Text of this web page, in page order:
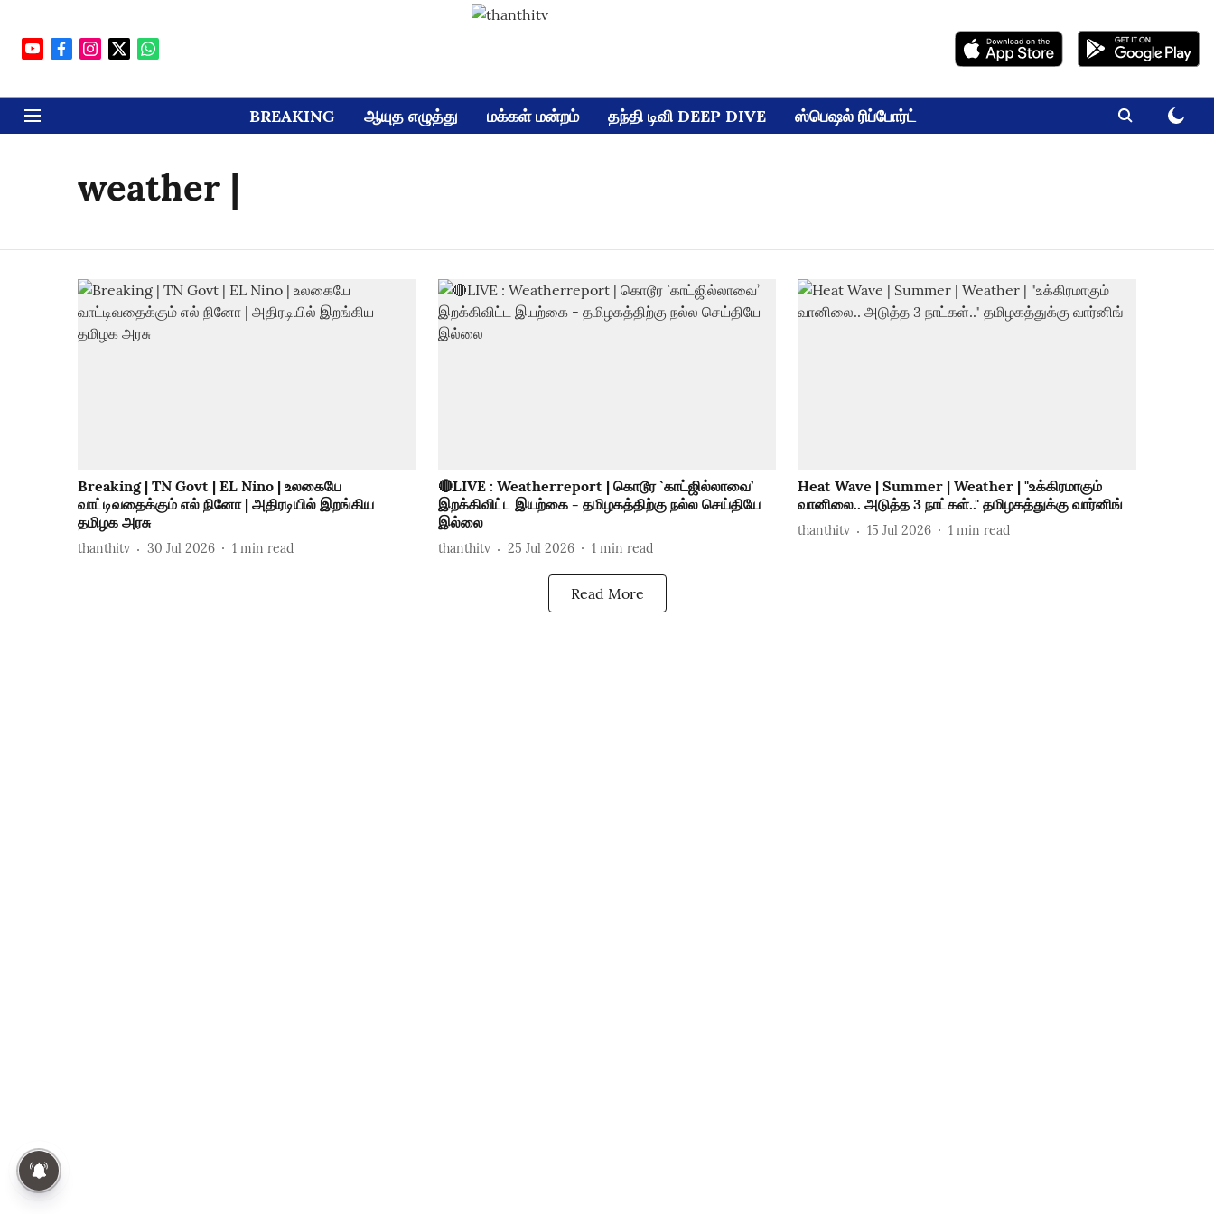
BREAKING ஆயுத எழுத்து மக்கள் மன்றம் தந்தி டிவி DEEP DIVE ஸ்பெஷல் ரிப்போர்ட்
weather |
Breaking | TN Govt | EL Nino | உலகையே
வாட்டிவதைக்கும் எல் நினோ | அதிரடியில் இறங்கிய
தமிழக அரசு
thanthitv 30 Jul 2026 1 min read
🔴LIVE : Weatherreport | கொடூர `காட்ஜில்லாவை’
இறக்கிவிட்ட இயற்கை - தமிழகத்திற்கு நல்ல செய்தியே
இல்லை
thanthitv 25 Jul 2026 1 min read
Heat Wave | Summer | Weather | "உக்கிரமாகும்
வானிலை.. அடுத்த 3 நாட்கள்.." தமிழகத்துக்கு வார்னிங்
thanthitv 15 Jul 2026 1 min read
Read More